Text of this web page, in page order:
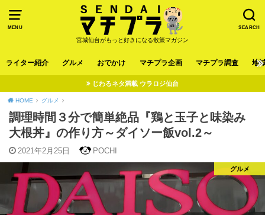
MENU SEARCH
宮城仙台がもっと好きになる散策マガジン
ライター紹介 グルメ おでかけ マチプラ企画 マチプラ調査 地
じわるネタ満載 ウラロジ仙台
HOME グルメ
調理時間３分で簡単絶品『鶏と玉子と味染み
大根丼』の作り方～ダイソー飯vol.2～
2021年2月25日 POCHI
グルメ